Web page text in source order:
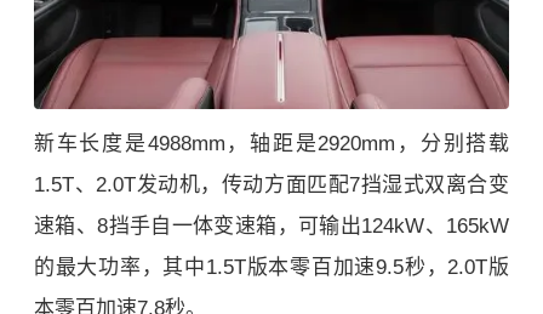
新车长度是4988mm，轴距是2920mm，分别搭载
1.5T、2.0T发动机，传动方面匹配7挡湿式双离合变
速箱、8挡手自一体变速箱，可输出124kW、165kW
的最大功率，其中1.5T版本零百加速9.5秒，2.0T版
本零百加速7.8秒。